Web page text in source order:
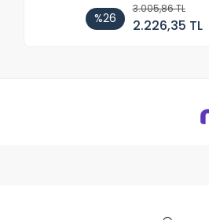
%26
3.005,86 TL
2.226,35 TL